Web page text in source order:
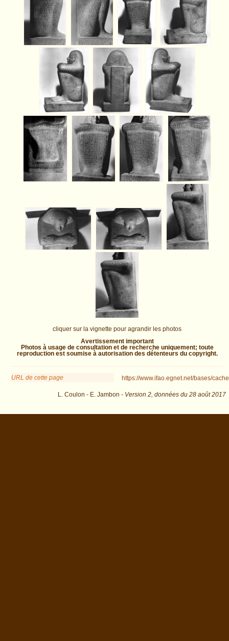
cliquer sur la vignette pour agrandir les photos
Avertissement important
Photos à usage de consultation et de recherche uniquement; toute
reproduction est soumise à autorisation des détenteurs du copyright.
URL de cette page https://www.ifao.egnet.net/bases/
L. Coulon - E. Jambon - Version 2, données du 28 août 2017